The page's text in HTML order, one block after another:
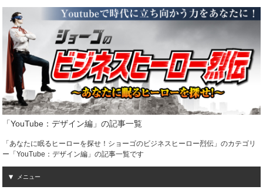
「YouTube：デザイン編」の記事一覧
「あなたに眠るヒーローを探せ！ショーゴのビジネスヒーロー烈伝」のカテゴリ
ー「YouTube：デザイン編」の記事一覧です
メニュー